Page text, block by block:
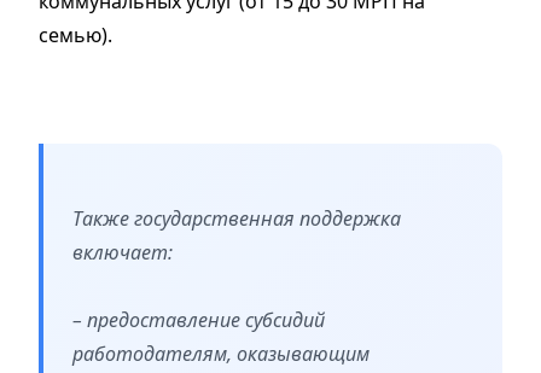
семью).
Также государственная поддержка
включает:
– предоставление субсидий
работодателям, оказывающим